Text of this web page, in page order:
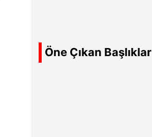
Öne Çıkan Başlıklar